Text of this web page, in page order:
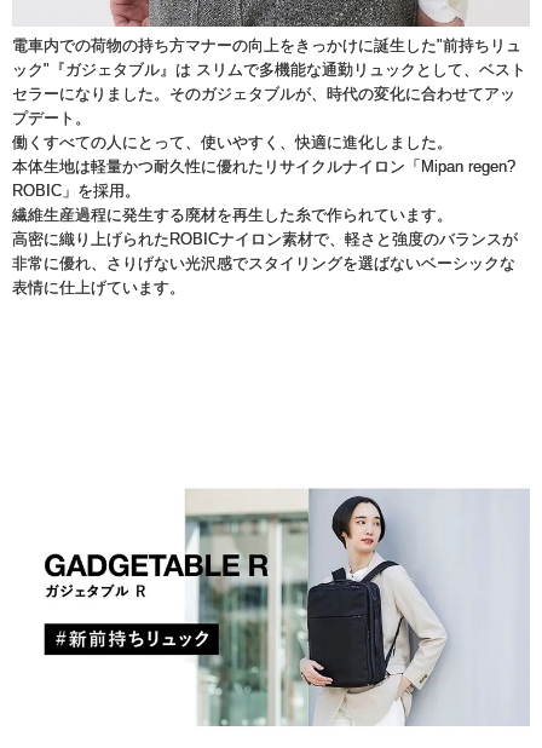
電車内での荷物の持ち方マナーの向上をきっかけに誕生した"前持ちリュ
ック"『ガジェタブル』は スリムで多機能な通勤リュックとして、ベスト
セラーになりました。そのガジェタブルが、時代の変化に合わせてアッ
プデート。
働くすべての人にとって、使いやすく、快適に進化しました。
本体生地は軽量かつ耐久性に優れたリサイクルナイロン「Mipan regen?
ROBIC」を採用。
繊維生産過程に発生する廃材を再生した糸で作られています。
高密に織り上げられたROBICナイロン素材で、軽さと強度のバランスが
非常に優れ、さりげない光沢感でスタイリングを選ばないベーシックな
表情に仕上げています。